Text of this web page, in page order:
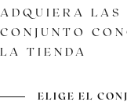
ADQUIERA LAS
CONJUNTO
LA TIENDA
ELIGE EL